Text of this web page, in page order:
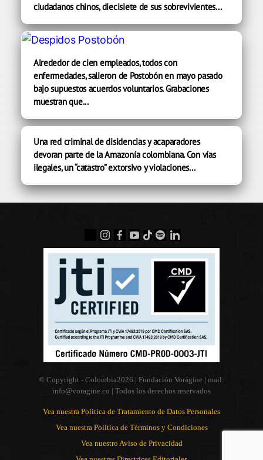
ciudadanos chinos, diecisiete de sus sobrevivientes...
Alrededor de cien empleados, todos con
enfermedades, salieron de Postobón en mayo pasado
bajo supuestos acuerdos voluntarios. Grabaciones
muestran que...
Una red criminal de disidencias y acaparadores
devoran parte de la Amazonía colombiana. Con vías
ilegales, un “catastro” extorsivo y violaciones...
© Copyright - Colombia2026 | Fundación Vorágine | mail:
info@voragine.co | Todos los derechos reservados
Vea nuestra Política de Tratamiento de Datos Personales
Vea nuestra Política de Términos y Condiciones
Vea nuestro Aviso de Privacidad